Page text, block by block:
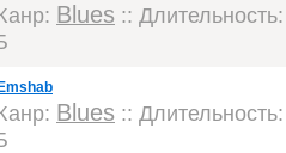
Blues ::
Blues ::